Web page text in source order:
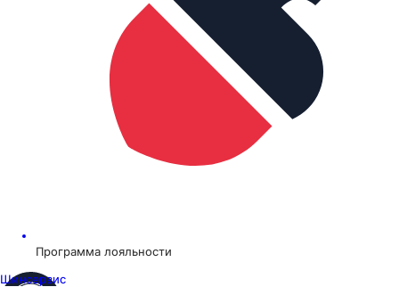
Программа лояльности
Шинсервис